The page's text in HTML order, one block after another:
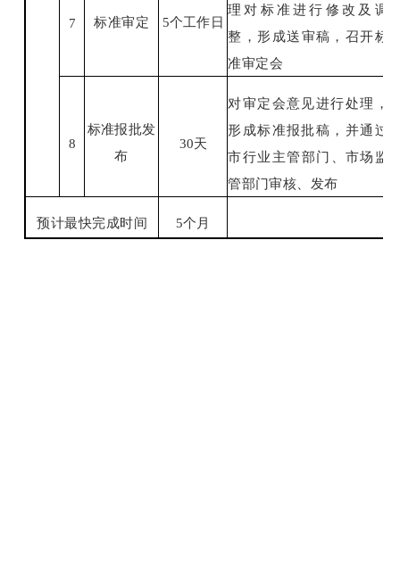
7 标准审定 5个工作日
理对 标准进行修改及调
整，形成送审稿，召开标
准审定会
8
标准报批发
布
30天
对审定会意见进行处理，
形成标准报批稿，并通过
市行业主管部门、市场监
管部门审核、 发布
预计最快完成时间 5个月